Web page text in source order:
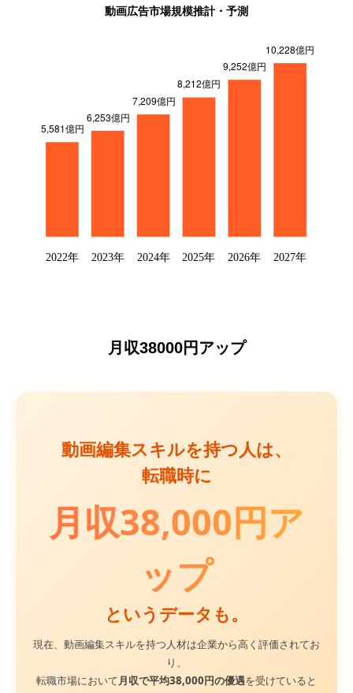
動画広告市場規模推計・予測
月収38000円アップ
動画編集スキルを持つ人は、
転職時に
月収38,000円ア
ップ
というデータも。
現在、動画編集スキルを持つ人材は企業から高く評価されてお
り、
転職市場において月収で平均38,000円の優遇を受けていると